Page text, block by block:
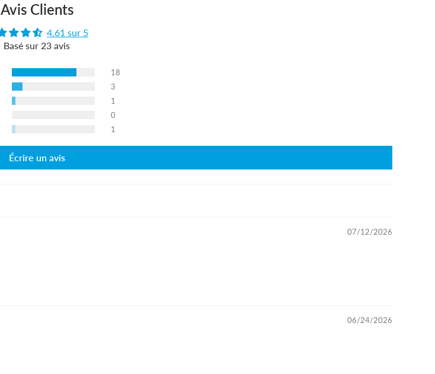
Avis Clients
4.61 sur 5
Basé sur 23 avis
18
3
1
0
1
Écrire un avis
07/12/2026
06/24/2026